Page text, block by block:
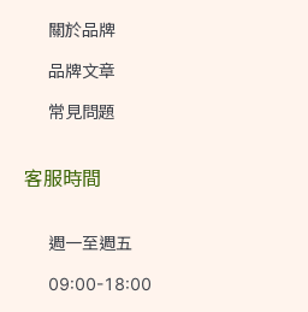
關於品牌
品牌文章
常見問題
客服時間
週一至週五
09:00-18:00